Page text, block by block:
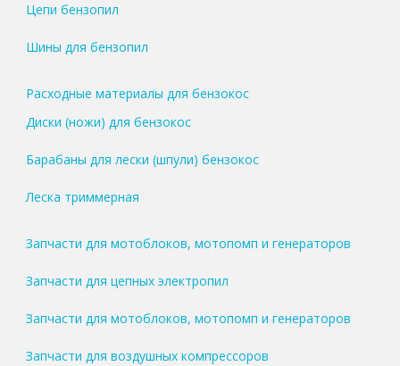
Цепи бензопил
Шины для бензопил
Расходные материалы для бензокос
Диски (ножи) для бензокос
Барабаны для лески (шпули) бензокос
Леска триммерная
Запчасти для мотоблоков, мотопомп и генераторов
Запчасти для цепных электропил
Запчасти для мотоблоков, мотопомп и генераторов
Запчасти для воздушных компрессоров